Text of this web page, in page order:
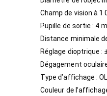
Champ de vision à 1
Pupille de sortie : 4
Distance minimale
Réglage dioptrique :
Dégagement
Type d’affichage :
Couleur de